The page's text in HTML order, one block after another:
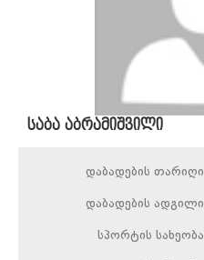
საბა აბრამიშვილი
დაბადების თარიღი
დაბადების ადგილი
სპორტის სახეობა